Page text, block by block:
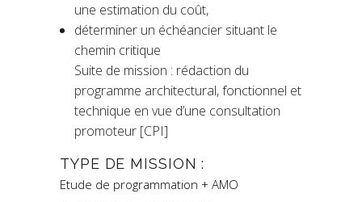
une estimation du coût,
déterminer un échéancier situant le
chemin critique
Suite de mission : rédaction du
programme architectural, fonctionnel et
technique en vue d’une consultation
promoteur [CPI]
TYPE DE MISSION :
Etude de programmation + AMO